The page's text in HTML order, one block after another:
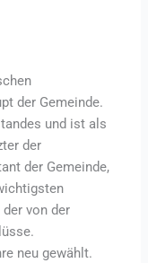
der Gemeinde.
und ist als
der
der Gemeinde,
von der
neu gewählt.